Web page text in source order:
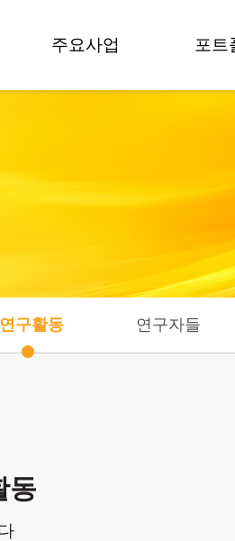
주요사업 포트
영상
포
연구활동 연구자들
동